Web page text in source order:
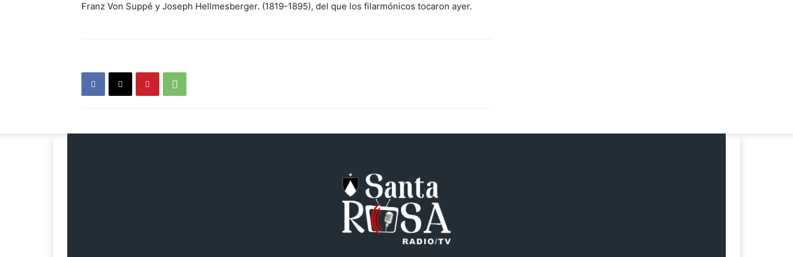
Franz Von Suppé y Joseph Hellmesberger. (1819-1895), del que los filarmónicos tocaron ayer.